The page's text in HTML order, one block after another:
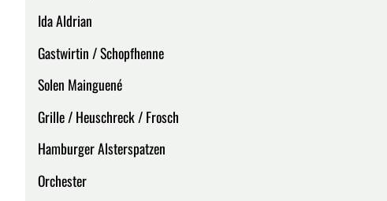
Ida Aldrian
Gastwirtin / Schopfhenne
Solen Mainguené
Grille / Heuschreck / Frosch
Hamburger Alsterspatzen
Orchester